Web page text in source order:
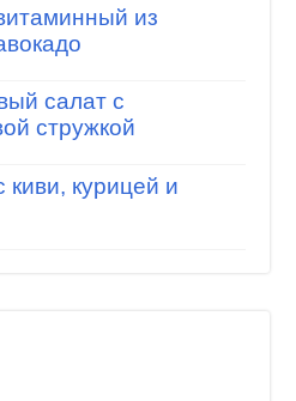
из
салат с
стружкой
киви, курицей и